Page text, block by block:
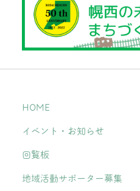
HOME
イベント・お知らせ
回覧板
地域活動サポーター募集